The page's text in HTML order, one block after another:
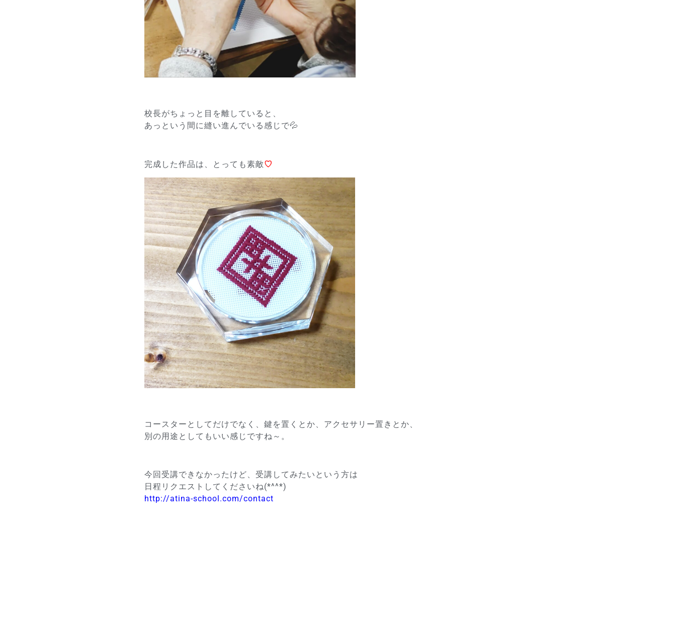
校長がちょっと目を離していると、
あっという間に縫い進んでいる感じで💦
完成した作品は、とっても素敵♡
コースターとしてだけでなく、鍵を置くとか、アクセサリー置きとか、
別の用途としてもいい感じですね～。
今回受講できなかったけど、受講してみたいという方は
日程リクエストしてくださいね(*^^*)
http://atina-school.com/contact